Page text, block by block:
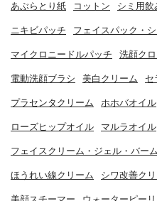
あぶらとり紙 コットン シミ用飲
ニキビパッチ フェイスパック・
マイクロニードルパッチ 洗顔ク
電動洗顔ブラシ 美白クリーム セ
プラセンタクリーム ホホバオイル
ローズヒップオイル マルラオイル
フェイスクリーム・ジェル・バーム
ほうれい線クリーム シワ改善ク